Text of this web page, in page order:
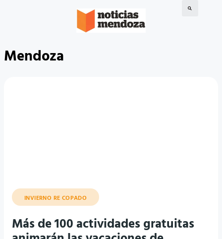
Mendoza
INVIERNO RE COPADO
Más de 100 actividades gratuitas